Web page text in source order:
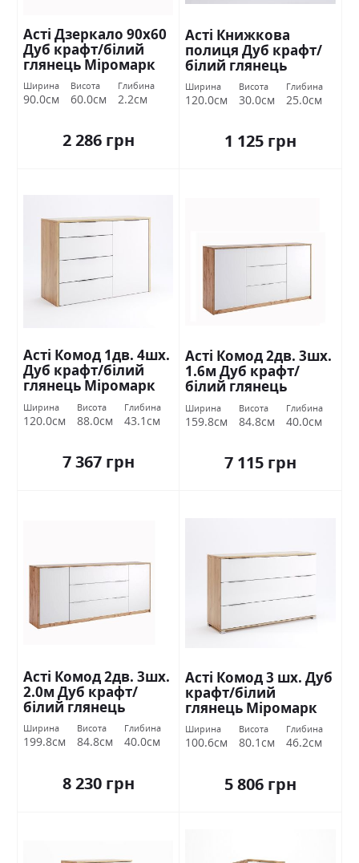
Асті Дзеркало 90х60
Дуб крафт/білий
глянець Міромарк
Ширина
90.0см
Висота
60.0см
Глибина
2.2см
2 286 грн
Асті Книжкова
полиця Дуб крафт/
білий глянець
Міромарк
Ширина
120.0см
Висота
30.0см
Глибина
25.0см
1 125 грн
Асті Комод 1дв. 4шх.
Дуб крафт/білий
глянець Міромарк
Ширина
120.0см
Висота
88.0см
Глибина
43.1см
7 367 грн
Асті Комод 2дв. 3шх.
1.6м Дуб крафт/
білий глянець
Міромарк
Ширина
159.8см
Висота
84.8см
Глибина
40.0см
7 115 грн
Асті Комод 2дв. 3шх.
2.0м Дуб крафт/
білий глянець
Міромарк
Ширина
199.8см
Висота
84.8см
Глибина
40.0см
8 230 грн
Асті Комод 3 шх. Дуб
крафт/білий
глянець Міромарк
Ширина
100.6см
Висота
80.1см
Глибина
46.2см
5 806 грн